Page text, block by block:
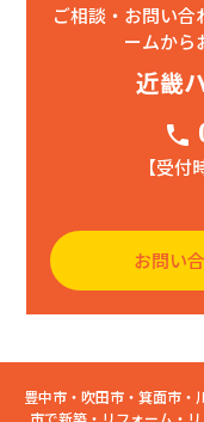
ご相談・お問い合
ームから
近畿
phone
【受
お問い
豊中市・吹田市・箕面市・
市で新築・リフォーム・